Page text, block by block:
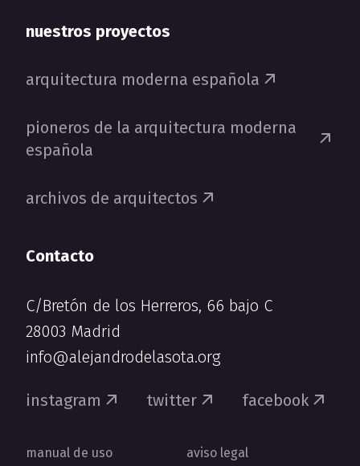
nuestros proyectos
arquitectura moderna española
pioneros de la arquitectura moderna
española
archivos de arquitectos
Contacto
C/Bretón de los Herreros, 66 bajo C
28003 Madrid
info@alejandrodelasota.org
instagram twitter facebook
manual de uso aviso legal